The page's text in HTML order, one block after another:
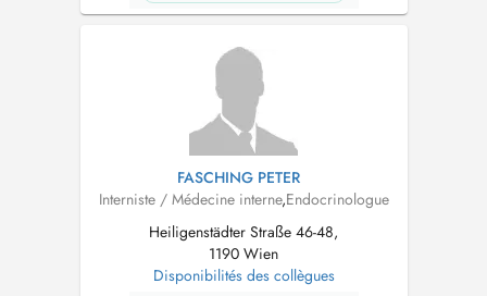
FASCHING PETER
Interniste / Médecine interne,Endocrinologue
Heiligenstädter Straße 46-48,
1190 Wien
Disponibilités des collègues